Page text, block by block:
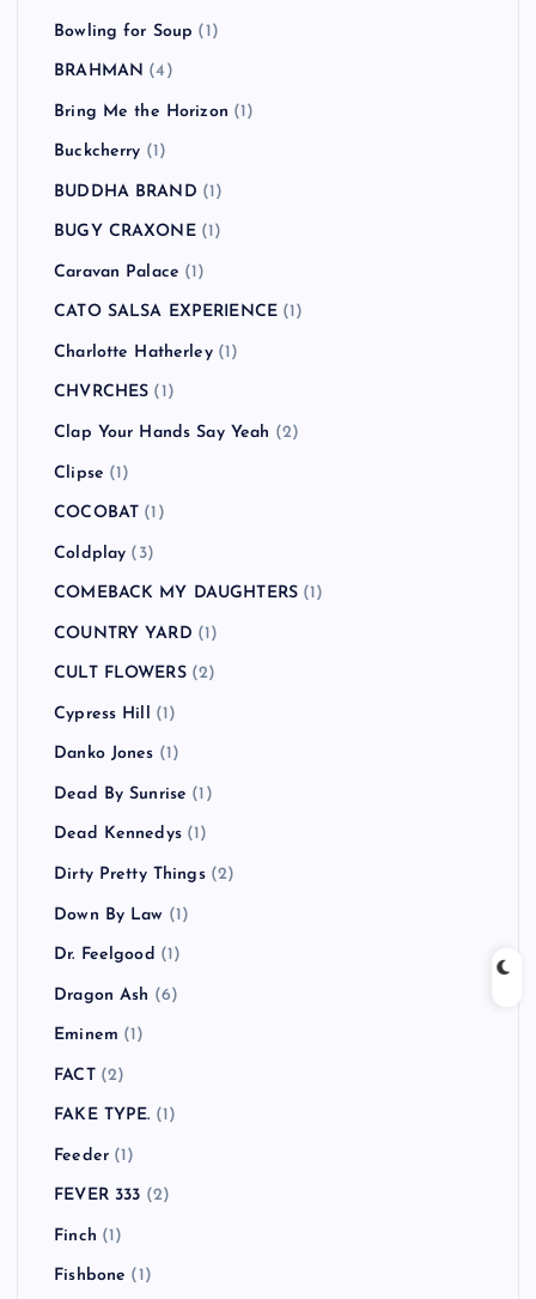
Bowling for Soup (1)
BRAHMAN (4)
Bring Me the Horizon (1)
Buckcherry (1)
BUDDHA BRAND (1)
BUGY CRAXONE(1)
Caravan Palace (1)
CATO SALSA EXPERIENCE (1)
Charlotte Hatherley(1)
CHVRCHES (1)
Clap Your Hands Say Yeah (2)
Clipse (1)
COCOBAT (1)
Coldplay (3)
COMEBACK MY DAUGHTERS (1)
COUNTRY YARD (1)
CULT FLOWERS(2)
Cypress Hill (1)
Danko Jones (1)
Dead By Sunrise (1)
Dead Kennedys(1)
Dirty Pretty Things(2)
Down By Law (1)
Dr. Feelgood (1)
Dragon Ash (6)
Eminem (1)
FACT(2)
FAKE TYPE. (1)
Feeder(1)
FEVER 333 (2)
Finch (1)
Fishbone (1)